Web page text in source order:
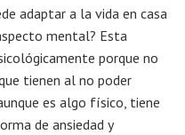
adaptar a la vida en casa
mental? Esta
porque no
tienen al no poder
es algo físico, tiene
de ansiedad y